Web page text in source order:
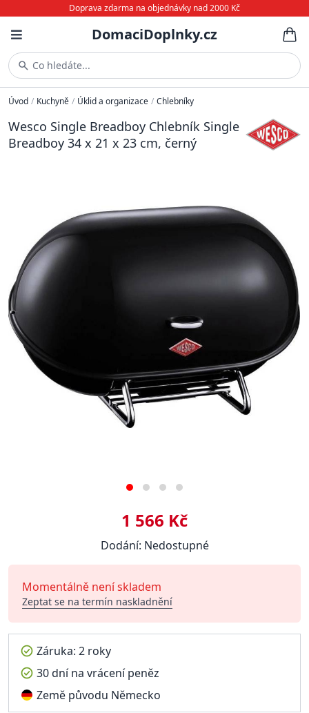
Doprava zdarma na objednávky nad 2000 Kč
DomaciDoplnky.cz
Co hledáte...
Úvod / Kuchyně / Úklid a organizace / Chlebníky
Wesco Single Breadboy Chlebník Single
Breadboy 34 x 21 x 23 cm, černý
1 566 Kč
Dodání: Nedostupné
Momentálně není skladem
Zeptat se na termín naskladnění
Záruka: 2 roky
30 dní na vrácení peněz
Země původu Německo